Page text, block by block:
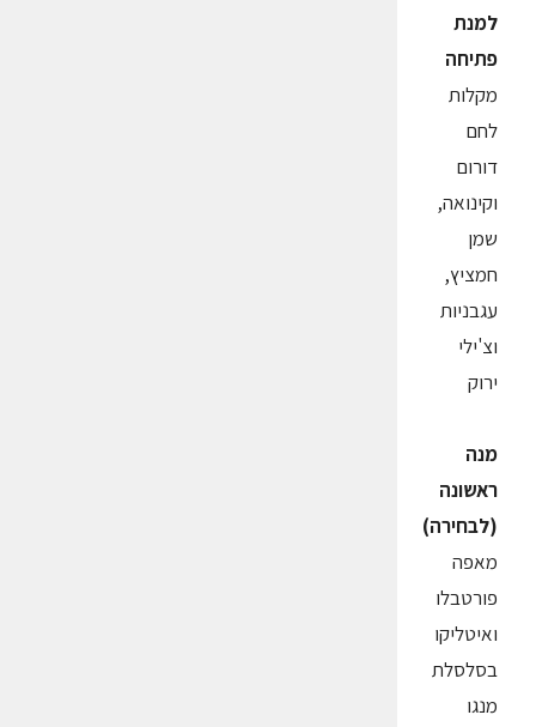
למנת
פתיחה
מקלות
לחם
דורום
וקינואה,
שמן
חמציץ,
עגבניות
וצ'ילי
ירוק
מנה
ראשונה
(לבחירה)
מאפה
פורטבלו
ואיטליקו
בסלסלת
מנגו